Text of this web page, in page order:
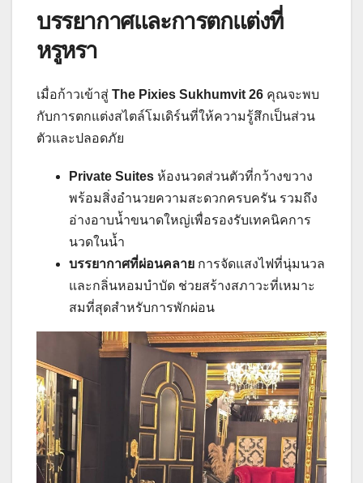
บรรยากาศและการตกแต่งที่
หรูหรา
เมื่อก้าวเข้าสู่ The Pixies Sukhumvit 26 คุณจะพบ
กับการตกแต่งสไตล์โมเดิร์นที่ให้ความรู้สึกเป็นส่วน
ตัวและปลอดภัย
Private Suites ห้องนวดส่วนตัวที่กว้างขวาง
พร้อมสิ่งอำนวยความสะดวกครบครัน รวมถึง
อ่างอาบน้ำขนาดใหญ่เพื่อรองรับเทคนิคการ
นวดในน้ำ
บรรยากาศที่ผ่อนคลาย การจัดแสงไฟที่นุ่มนวล
และกลิ่นหอมบำบัด ช่วยสร้างสภาวะที่เหมาะ
สมที่สุดสำหรับการพักผ่อน